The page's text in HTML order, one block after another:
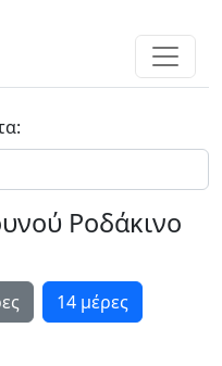
Ροδάκινο
14 μέρες